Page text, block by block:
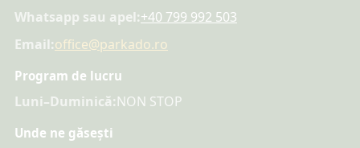
Whatsapp sau apel:+40 799 992 503
Email:office@parkado.ro
Program de lucru
Luni–Duminică:NON STOP
Unde ne găsești